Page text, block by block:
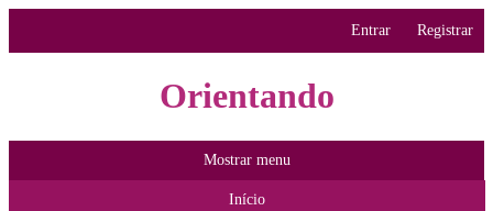
Entrar Registrar
Orientando
Mostrar menu
Início